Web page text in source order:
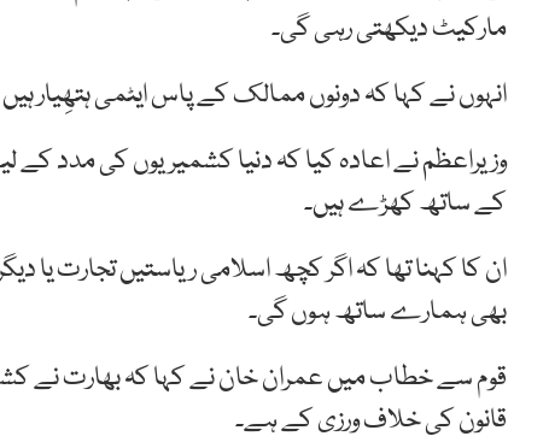
مارکیٹ دیکھتی رہی گی۔
انہوں نے کہا کہ دونوں ممالک کے پاس ایٹمی ہتھِیار
وزیراعظم نے اعادہ کیا کہ دنیا کشمیریوں کی مدد
کے ساتھ کھڑے ہیں۔
ان کا کہنا تھا کہ اگر کچھ اسلامی ریاستیں تجارت یا
بھی ہمارے ساتھ ہوں گی۔
قوم سے خطاب میں عمران خان نے کہا کہ بھارت نے
قانون کی خلاف ورزی کے ہے۔